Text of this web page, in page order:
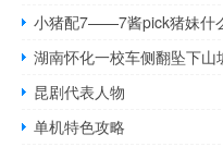
小猪配7——7酱pick猪妹什
昆剧代表人物
单机特色攻略